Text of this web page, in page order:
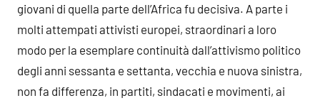
giovani di quella parte dell’Africa fu decisiva. A parte i
molti attempati attivisti europei, straordinari a loro
modo per la esemplare continuità dall’attivismo politico
degli anni sessanta e settanta, vecchia e nuova sinistra,
non fa differenza, in partiti, sindacati e movimenti, ai